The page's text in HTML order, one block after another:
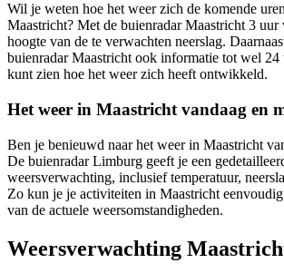
Wil je weten hoe het weer zich de komende
Maastricht? Met de buienradar Maastricht 3
hoogte van de te verwachten neerslag.
buienradar Maastricht ook informatie tot wel 24
kunt zien hoe het weer zich heeft ontwikkeld.
Het weer in Maastricht vandaag en
Ben je benieuwd naar het weer in Maastricht
De buienradar Limburg geeft je een
weersverwachting, inclusief temperatuur,
Zo kun je je activiteiten in Maastricht
van de actuele weersomstandigheden.
Weersverwachting